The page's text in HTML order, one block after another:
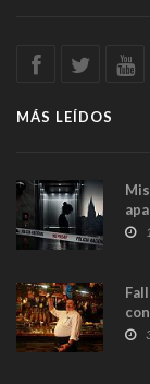
MÁS LEÍDOS
y
en